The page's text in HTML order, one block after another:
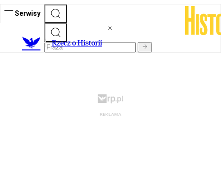
Serwisy
Rzecz o Historii